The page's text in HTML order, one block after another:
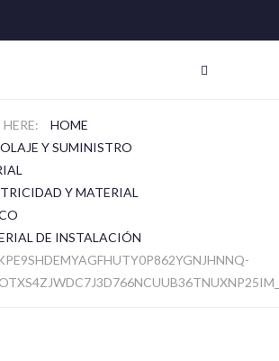
HOME
Y SUMINISTRO
Y MATERIAL
DE INSTALACIÓN